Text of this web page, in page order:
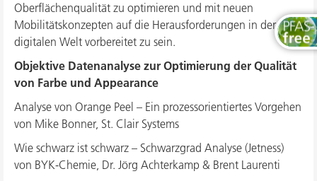
Oberflächenqualität zu optimieren und mit neuen
Mobilitätskonzepten auf die Herausforderungen in der
digitalen Welt vorbereitet zu sein.
Objektive Datenanalyse zur Optimierung der Qualität
von Farbe und Appearance
Analyse von Orange Peel – Ein prozessorientiertes Vorgehen
von Mike Bonner, St. Clair Systems
Wie schwarz ist schwarz – Schwarzgrad Analyse (Jetness)
von BYK-Chemie, Dr. Jörg Achterkamp & Brent Laurenti